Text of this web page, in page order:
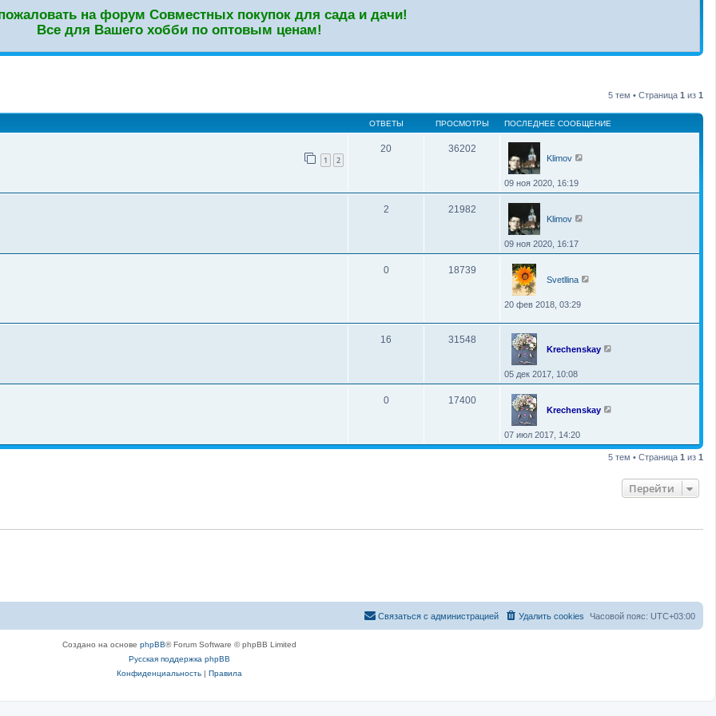
на форум Совместных покупок для сада и дачи!
Все для Вашего хобби по оптовым ценам!
5 тем • Страница 1 из 1
ОТВЕТЫ ПРОСМОТРЫ ПОСЛЕДНЕЕ СООБЩЕНИЕ
1 2
20 36202
Klimov
09 ноя 2020, 16:19
2 21982
Klimov
09 ноя 2020, 16:17
0 18739
Svetllina
20 фев 2018, 03:29
16 31548
Krechenskay
05 дек 2017, 10:08
0 17400
Krechenskay
07 июл 2017, 14:20
5 тем • Страница 1 из 1
Перейти
Часовой пояс: UTC+03:00
Удалить cookies
Связаться с администрацией
Создано на основе phpBB® Forum Software © phpBB Limited
Русская поддержка phpBB
Конфиденциальность| Правила